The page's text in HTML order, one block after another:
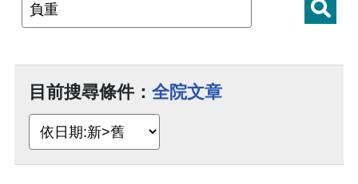
目前搜尋條件： 全院文章